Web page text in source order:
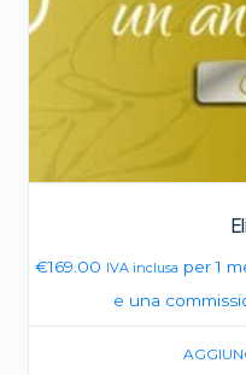
€169.00 IVA inclusa per 1
e una